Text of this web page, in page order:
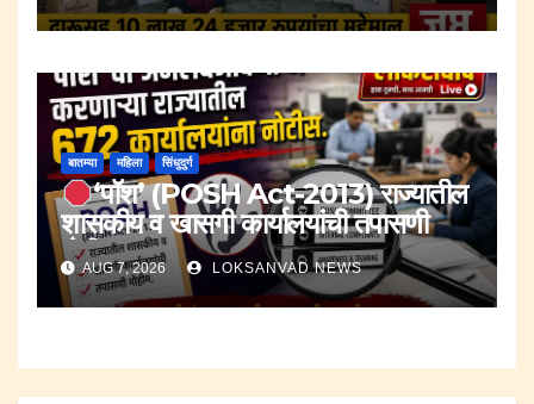
मुद्देमाल जप्त.
बातम्या महिला सिंधुदुर्ग
‘पॉश’ (POSH Act-2013) राज्यातील
शासकीय व खासगी कार्यालयांची तपासणी
मोहीम..
AUG 7, 2026 LOKSANVAD NEWS